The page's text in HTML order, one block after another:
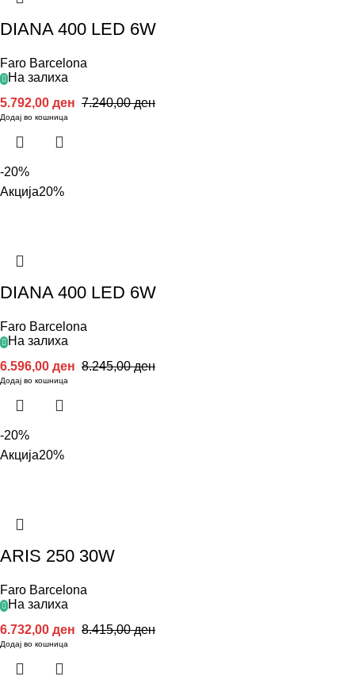
DIANA 400 LED 6W
Faro Barcelona
На залиха
7.240,00ден
5.792,00 ден
Додај во кошница
-20%
Акција20%
DIANA 400 LED 6W
Faro Barcelona
На залиха
8.245,00ден
6.596,00 ден
Додај во кошница
-20%
Акција20%
ARIS 250 30W
Faro Barcelona
На залиха
8.415,00ден
6.732,00 ден
Додај во кошница